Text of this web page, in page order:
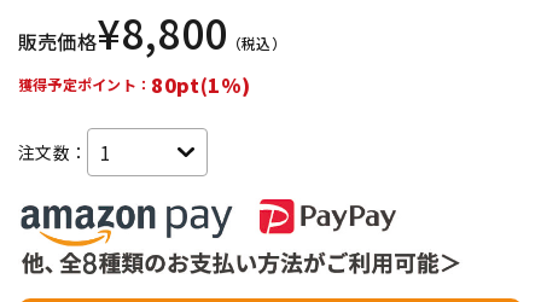
販売価格¥8,800 （税込）
獲得予定ポイント： 80pt(1%)
注文数：